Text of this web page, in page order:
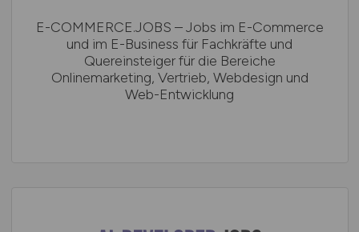
E-COMMERCE.JOBS – Jobs im E-Commerce
und im E-Business für Fachkräfte und
Quereinsteiger für die Bereiche
Onlinemarketing, Vertrieb, Webdesign und
Web-Entwicklung